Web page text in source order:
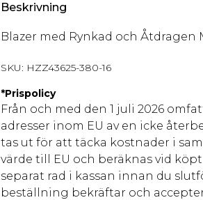
Beskrivning
Blazer med Rynkad och Åtdragen
SKU: HZZ43625-380-16
*Prispolicy
Från och med den 1 juli 2026
adresser inom EU av en icke
tas ut för att täcka kostnader i
värde till EU och beräknas vid
separat rad i kassan innan du
beställning bekräftar och